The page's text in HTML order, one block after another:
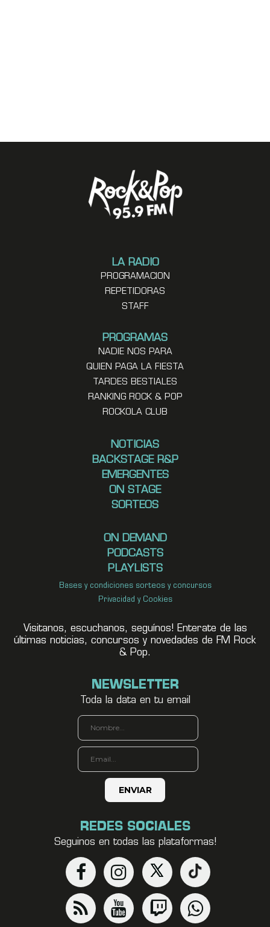
LA RADIO
PROGRAMACION
REPETIDORAS
STAFF
PROGRAMAS
NADIE NOS PARA
QUIEN PAGA LA FIESTA
TARDES BESTIALES
RANKING ROCK & POP
ROCKOLA CLUB
NOTICIAS
BACKSTAGE R&P
EMERGENTES
ON STAGE
SORTEOS
ON DEMAND
PODCASTS
PLAYLISTS
Bases y condiciones sorteos y concursos
Privacidad y Cookies
Visitanos, escuchanos, seguínos! Enterate de las
últimas noticias, concursos y novedades de FM Rock
& Pop.
NEWSLETTER
Toda la data en tu email
REDES SOCIALES
Seguinos en todas las plataformas!